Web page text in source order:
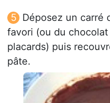
Déposez un carré
favori (ou du
placards) puis
pâte.